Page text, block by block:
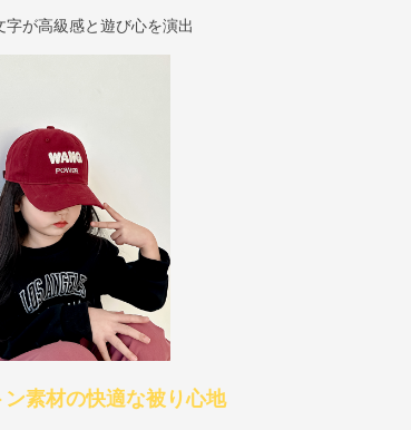
が高級感と遊び心を演出
素材の快適な被り心地